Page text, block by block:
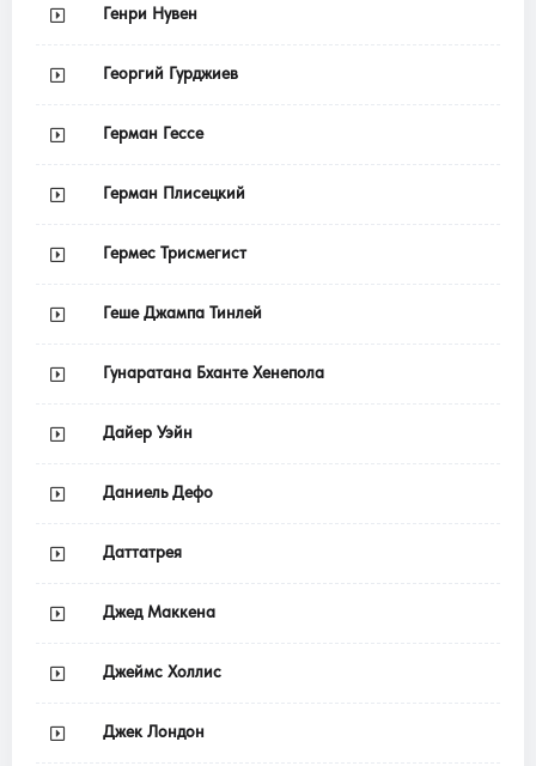
Генри Нувен
Георгий Гурджиев
Герман Гессе
Герман Плисецкий
Гермес Трисмегист
Геше Джампа Тинлей
Гунаратана Бханте Хенепола
Дайер Уэйн
Даниель Дефо
Даттатрея
Джед Маккена
Джеймс Холлис
Джек Лондон